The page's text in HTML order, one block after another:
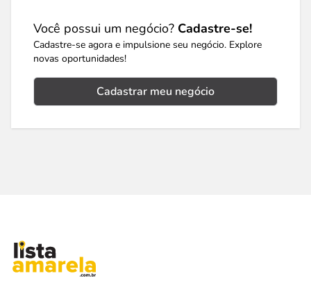
Você possui um negócio? Cadastre-se!
Cadastre-se agora e impulsione seu negócio. Explore
novas oportunidades!
Cadastrar meu negócio